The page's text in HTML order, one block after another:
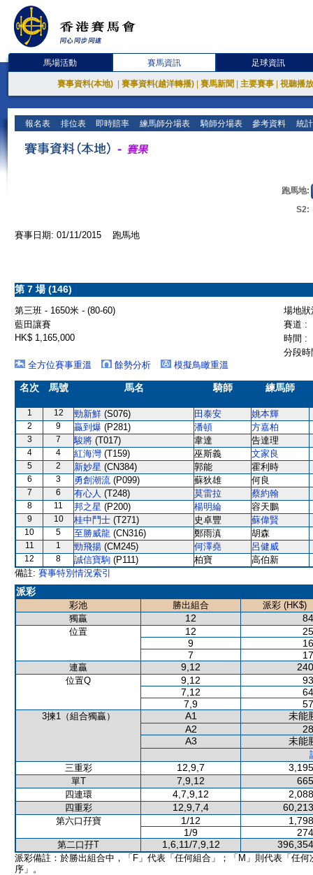
馬場活動 賽馬資訊 足球資訊
賽事資料(本地) 賽事資料(越洋轉播) 賽馬新聞 主要賽事 視聽播
報名表 排位表 即時賠率 練馬師分場表 騎師分場表 參考資料 統
跑馬地:
S2:
賽事日期: 01/11/2015 跑馬地
第 7 場 (146)
第三班 - 1650米 - (80-60)
場地
藍田讓賽
賽道 :
HK$ 1,165,000
時間 :
分段
全方位賽事重溫
餘勢分析 模擬鳥瞰重溫
名次 馬號 馬名 騎師 練馬師
1 12 勁新鮮 (S076) 田泰安 姚本輝
2 9 贏到爆 (P281) 潘頓 方嘉柏
3 7 駿將 (T017) 韋達 告達理
4 4 紅海灣 (T159) 巫斯義 文家良
5 2 新妙星 (CN384) 郭能 霍利時
6 3 勇創潮流 (P099) 蘇狄雄 何良
7 6 有心人 (T248) 莫雷拉 蔡約翰
8 11 邦之星 (P200) 楊明綸 容天鵬
9 10 桂中鬥士 (T271) 史卓豐 蘇偉賢
10 5 至勝威龍 (CN316) 鄭雨滇 胡森
11 1 勁飛揚 (CM245) 何澤堯 呂健威
12 8 誠信寶駒 (P111) 柏寶
高伯新
備註: 賽事特別情況索引
派彩
彩池 勝出組合
派彩 (HK$)
獨贏
12
位置 12
9
7
連贏 9,12
位置Q 9,12
7,12
7,9
3揀1（組合獨贏） A1
未能
A2
A3
未能
三重彩
12,9,7
單T 7,9,12
四連環 4,7,9,12
四重彩 12,9,7,4
第六口孖寶 1/12
1/9
第二口孖T 1,6,11/7,9,12
派彩備註：於勝出組合中，「F」代表「任何組合」；「M」則代表「任何
序」。